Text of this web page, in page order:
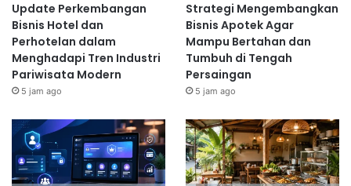
Update Perkembangan
Bisnis Hotel dan
Perhotelan dalam
Menghadapi Tren Industri
Pariwisata Modern
5 jam ago
Strategi Mengembangkan
Bisnis Apotek Agar
Mampu Bertahan dan
Tumbuh di Tengah
Persaingan
5 jam ago